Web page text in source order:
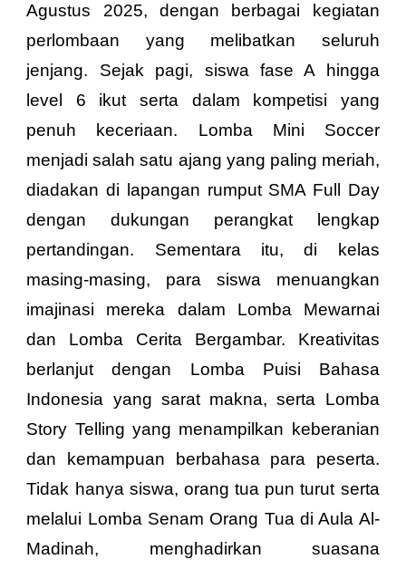
Agustus 2025, dengan berbagai kegiatan
perlombaan yang melibatkan seluruh
jenjang. Sejak pagi, siswa fase A hingga
level 6 ikut serta dalam kompetisi yang
penuh keceriaan. Lomba Mini Soccer
menjadi salah satu ajang yang paling meriah,
diadakan di lapangan rumput SMA Full Day
dengan dukungan perangkat lengkap
pertandingan. Sementara itu, di kelas
masing-masing, para siswa menuangkan
imajinasi mereka dalam Lomba Mewarnai
dan Lomba Cerita Bergambar. Kreativitas
berlanjut dengan Lomba Puisi Bahasa
Indonesia yang sarat makna, serta Lomba
Story Telling yang menampilkan keberanian
dan kemampuan berbahasa para peserta.
Tidak hanya siswa, orang tua pun turut serta
melalui Lomba Senam Orang Tua di Aula Al-
Madinah, menghadirkan suasana